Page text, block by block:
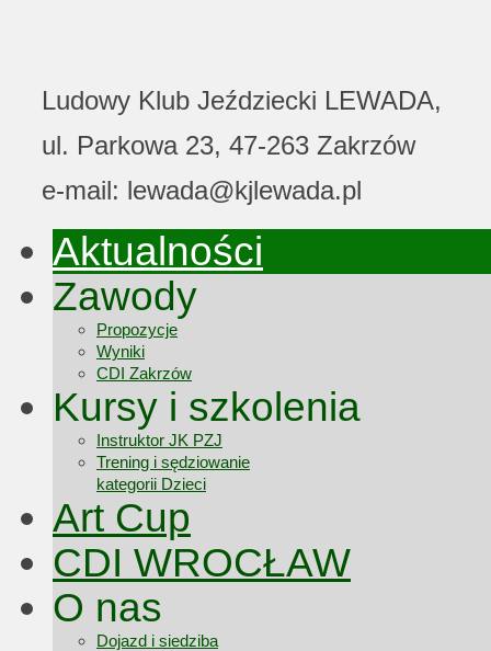
Ludowy Klub Jeździecki LEWADA,
ul. Parkowa 23, 47-263 Zakrzów
e-mail: lewada@kjlewada.pl
Aktualności
Zawody
Propozycje
Wyniki
CDI Zakrzów
Kursy i szkolenia
Instruktor JK PZJ
Trening i sędziowanie
kategorii Dzieci
Art Cup
CDI WROCŁAW
O nas
Dojazd i siedziba